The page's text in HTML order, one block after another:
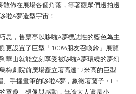
散佈在展場各個角落，等著觀眾們邊拍邊
啦A夢造型宇宙！
思，售票亭以哆啦A夢標誌性的藍色為主
更設置了巨型「100%朋友召喚鈴」展覽
華山就能立刻享受被哆啦A夢環繞的夢幻
梅劇院前廣場矗立著高達12米高的巨型
手握畫筆的哆啦A夢，象徵著藤子・F・
童趣、想像與感動，無論大人還是小